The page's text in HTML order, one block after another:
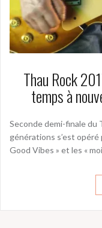
Thau Rock
temps à
Seconde demi-finale du
générations s’est
Good Vibes » et les «